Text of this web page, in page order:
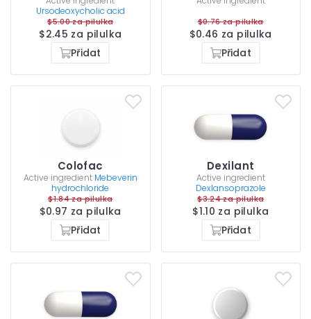
Ursodeoxycholic acid
$5.00 za pilulka
$2.45 za pilulka
Přidat
$0.76 za pilulka
$0.46 za pilulka
Přidat
Colofac
Active ingredient Mebeverin
hydrochloride
$1.84 za pilulka
$0.97 za pilulka
Přidat
Dexilant
Active ingredient
Dexlansoprazole
$3.24 za pilulka
$1.10 za pilulka
Přidat